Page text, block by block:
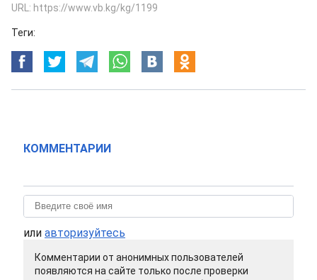
URL: https://www.vb.kg/kg/1199
Теги:
КОММЕНТАРИИ
или авторизуйтесь
Комментарии от анонимных пользователей
появляются на сайте только после проверки